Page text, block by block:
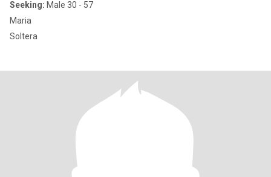
Seeking: Male 30 - 57
Maria
Soltera